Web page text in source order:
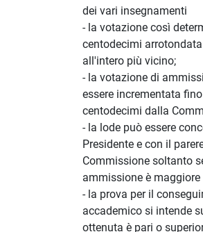
dei vari insegnamenti
- la votazione così
centodecimi
all'intero più vicino;
- la votazione di
essere incrementata
centodecimi dalla
- la lode può essere
Presidente e con il
Commissione soltanto
ammissione è
- la prova per il
accademico si intende
ottenuta è pari o